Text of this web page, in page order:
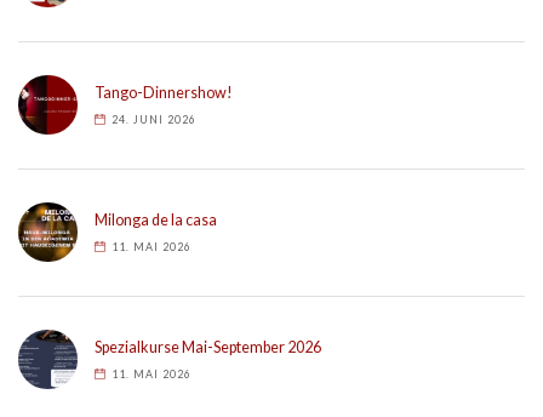
Tango-Dinnershow!
24. JUNI 2026
Milonga de la casa
11. MAI 2026
Spezialkurse Mai-September 2026
11. MAI 2026